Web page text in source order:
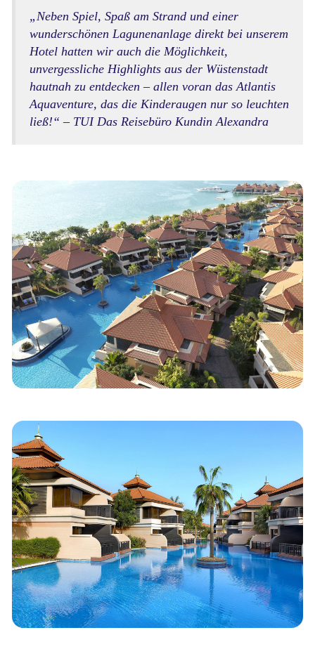
„Neben Spiel, Spaß am Strand und einer
wunderschönen Lagunenanlage direkt bei unserem
Hotel hatten wir auch die Möglichkeit,
unvergessliche Highlights aus der Wüstenstadt
hautnah zu entdecken – allen voran das Atlantis
Aquaventure, das die Kinderaugen nur so leuchten
ließ!“ – TUI Das Reisebüro Kundin Alexandra